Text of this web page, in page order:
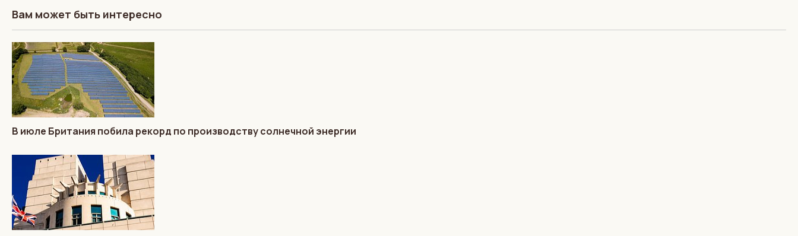
Вам может быть интересно
В июле Британия побила рекорд по производству солнечной энергии